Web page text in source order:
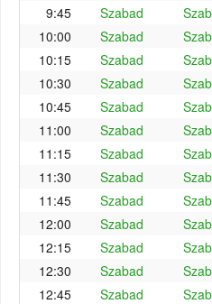
9:45
Szabad
10:00
Szabad
10:15
Szabad
10:30
Szabad
10:45
Szabad
11:00
Szabad
11:15
Szabad
11:30
Szabad
11:45
Szabad
12:00
Szabad
12:15
Szabad
12:30
Szabad
12:45
Szabad